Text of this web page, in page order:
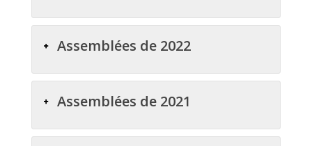
Assemblées de 2022
Assemblées de 2021